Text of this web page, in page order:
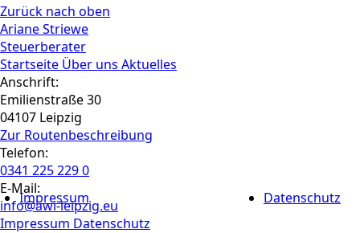
Impressum Datenschutz
Zurück nach oben
Ariane Striewe
Steuerberater
Startseite Über uns Aktuelles
Anschrift:
Emilienstraße 30
04107 Leipzig
Zur Routen­beschreibung
Telefon:
0341 225 229 0
E-Mail:
info@awi-leipzig.eu
Impressum Datenschutz